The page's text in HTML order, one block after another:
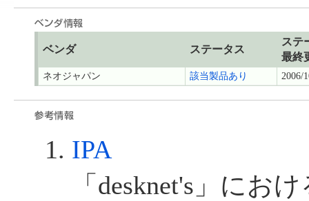
ベンダ ステータス
ステ
最終
ネオジャパン 該当製品あり 2006/
IPA
「desknet's」にお